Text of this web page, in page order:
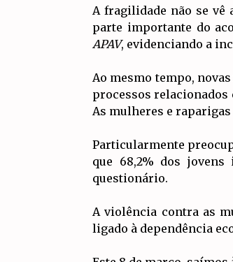
A fragilidade não se vê
parte importante do
APAV, evidenciando a
Ao mesmo tempo,
processos
As mulheres e
Particularmente
que 68,2% dos
questionário.
A violência contra as
ligado à dependência